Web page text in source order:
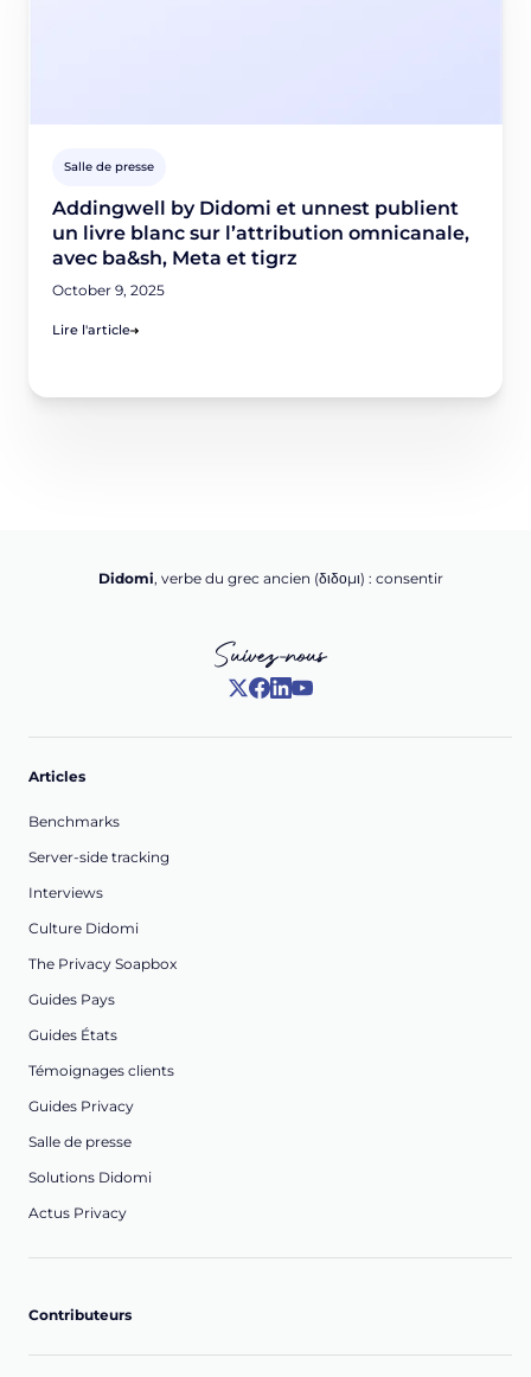
Salle de presse
Addingwell by Didomi et unnest publient
un livre blanc sur l’attribution omnicanale,
avec ba&sh, Meta et tigrz
October 9, 2025
Lire l'article
Didomi, verbe du grec ancien (δ‌‌ιδο‌μι) : consentir
Suivez-nous
Articles
Benchmarks
Server-side tracking
Interviews
Culture Didomi
The Privacy Soapbox
Guides Pays
Guides États
Témoignages clients
Guides Privacy
Salle de presse
Solutions Didomi
Actus Privacy
Contributeurs